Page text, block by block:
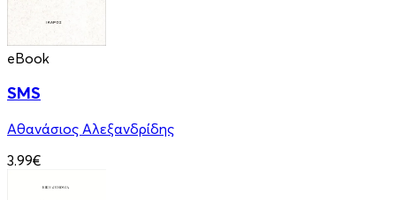
eBook
SMS
Αθανάσιος Αλεξανδρίδης
3.99€